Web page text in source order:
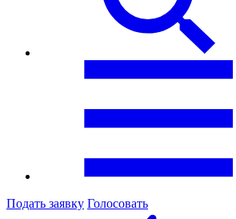
Подать заявку Голосовать